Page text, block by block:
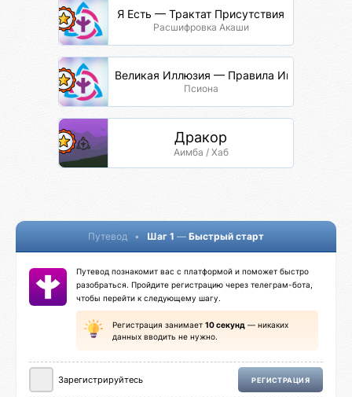
Я Есть — Трактат Присутствия
Расшифровка Акаши
Великая Иллюзия — Правила Игры
Псиона
Дракор
Аимба / Хаб
Путевод • Шаг 1 — Быстрый старт
Путевод познакомит вас с платформой и поможет быстро
разобраться. Пройдите регистрацию через телеграм-бота,
чтобы перейти к следующему шагу.
Регистрация занимает 10 секунд — никаких
данных вводить не нужно.
Зарегистрируйтесь РЕГИСТРАЦИЯ